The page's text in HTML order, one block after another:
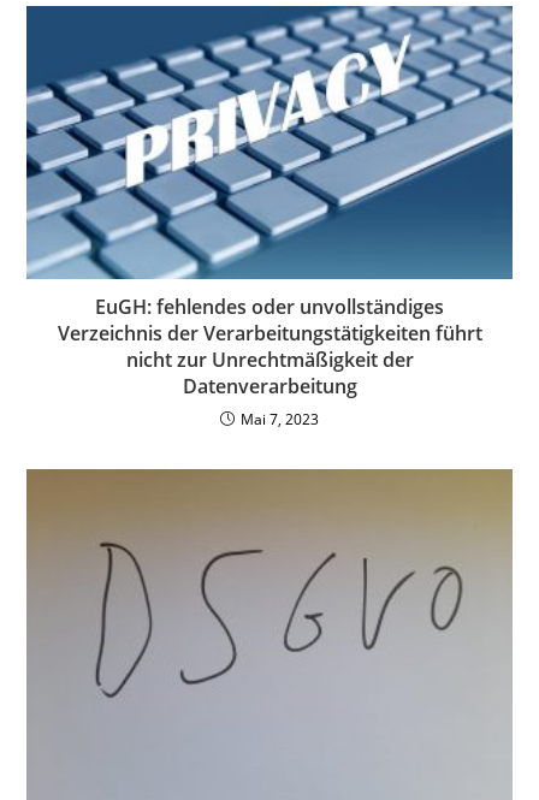
EuGH: fehlendes oder unvollständiges
Verzeichnis der Verarbeitungstätigkeiten führt
nicht zur Unrechtmäßigkeit der
Datenverarbeitung
Mai 7, 2023